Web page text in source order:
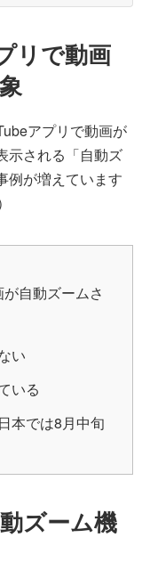
リで動画
アプリで動画が
示される「自動ズ
例が増えています
自動ズームさ
い
いる
本では8月中旬
ズーム機